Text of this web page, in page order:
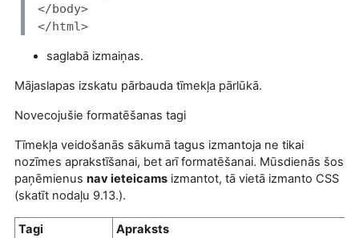
</body>
</html>
saglabā izmaiņas.
Mājaslapas izskatu pārbauda tīmekļa pārlūkā.
Novecojušie formatēšanas tagi
Tīmekļa veidošanās sākumā tagus izmantoja ne tikai
nozīmes aprakstīšanai, bet arī formatēšanai. Mūsdienās šos
paņēmienus nav ieteicams izmantot, tā vietā izmanto CSS
(skatīt nodaļu 9.13.).
Tagi Apraksts